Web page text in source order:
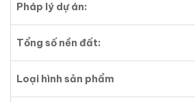
Pháp lý dự án:
Tổng số nền đất:
Loại hình sản phẩm